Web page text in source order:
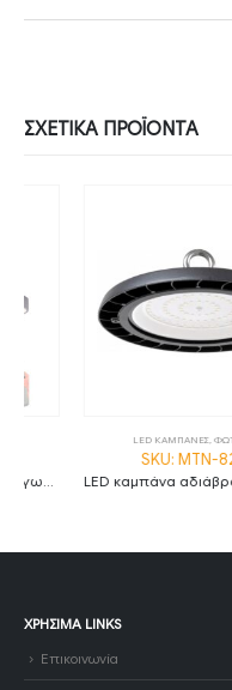
ΣΧΕΤΙΚΆ ΠΡΟΪΌΝΤΑ
LED ΚΑΜΠΑΝΕΣ, ΦΩΤΙΣΤΙΚΑ
SKU: MTN-82171
ΧΡΉΣΙΜΑ LINKS
Επικοινωνία